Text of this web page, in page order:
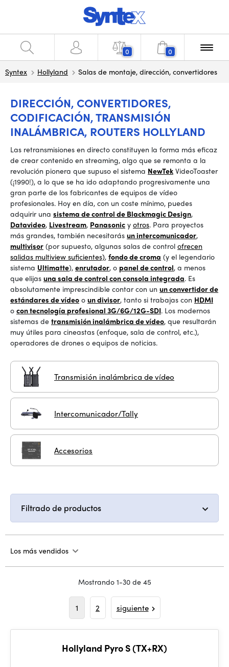
0 0
Syntex Hollyland Salas de montaje, dirección, convertidores
DIRECCIÓN, CONVERTIDORES,
CODIFICACIÓN, TRANSMISIÓN
INALÁMBRICA, ROUTERS HOLLYLAND
Las retransmisiones en directo constituyen la forma más eficaz
de crear contenido en streaming, algo que se remonta a la
revolución pionera que supuso el sistema NewTek VideoToaster
(¡1990!), a lo que se ha ido adaptando progresivamente una
gran parte de los fabricantes de equipos de vídeo
profesionales. Hoy en día, con un coste mínimo, puedes
adquirir una sistema de control de Blackmagic Design,
Datavideo, Livestream, Panasonic y otros. Para proyectos
más grandes, también necesitarás un intercomunicador,
multivisor (por supuesto, algunas salas de control ofrecen
salidas multiview suficientes), fondo de croma (y el legendario
sistema Ultimatte), enrutador, o panel de control, a menos
que elijas una sala de control con consola integrada. Es
absolutamente imprescindible contar con un un convertidor de
estándares de vídeo o un divisor, tanto si trabajas con HDMI
o con tecnología profesional 3G/6G/12G-SDI. Los modernos
sistemas de transmisión inalámbrica de vídeo, que resultarán
muy útiles para cineastas (enfoque, sala de control, etc.),
operadores de drones o equipos de noticias.
Transmisión inalámbrica de vídeo
Intercomunicador/Tally
Accesorios
Filtrado de productos
Los más vendidos
Mostrando 1-30 de 45
1 2 siguiente
Hollyland Pyro S (TX+RX)